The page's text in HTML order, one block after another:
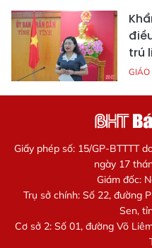
trú
GIÁO
Giấy phép số: 15/GP-BTTTT
ngày 17
Giám đốc:
Trụ sở chính: Số 22, đường
Sen,
Cơ sở 2: Số 01, đường Võ